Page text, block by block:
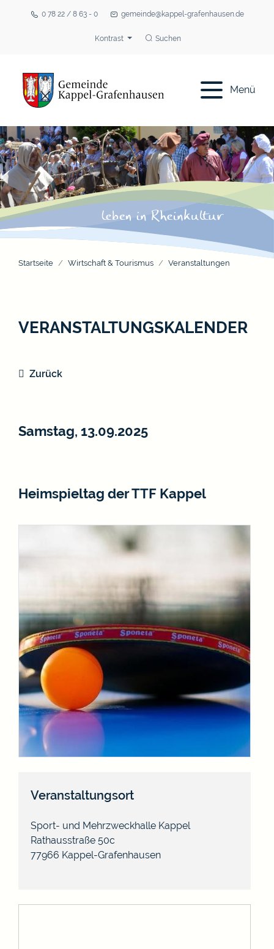
0 78 22 / 8 63 - 0 gemeinde@kappel-grafenhausen.de
Kontrast Suchen
Menü
Startseite Wirtschaft & Tourismus Veranstaltungen
VERANSTALTUNGSKALENDER
Zurück
Samstag, 13.09.2025
Heimspieltag der TTF Kappel
Veranstaltungsort
Sport- und Mehrzweckhalle Kappel
Rathausstraße 50c
77966 Kappel-Grafenhausen